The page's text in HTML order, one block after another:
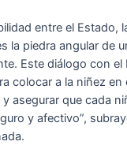
entre el Estado,
la piedra angular de
Este diálogo con el
colocar a la niñez en
asegurar que cada
y afectivo”,